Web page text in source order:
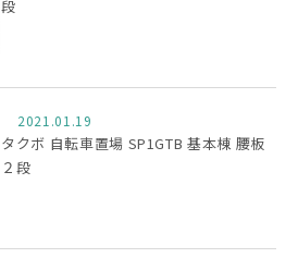
段
2021.01.19
タクボ 自転車置場 SP1GTB 基本棟 腰板
２段